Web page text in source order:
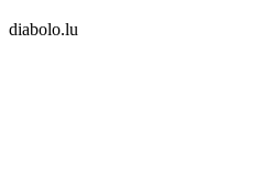
diabolo.lu